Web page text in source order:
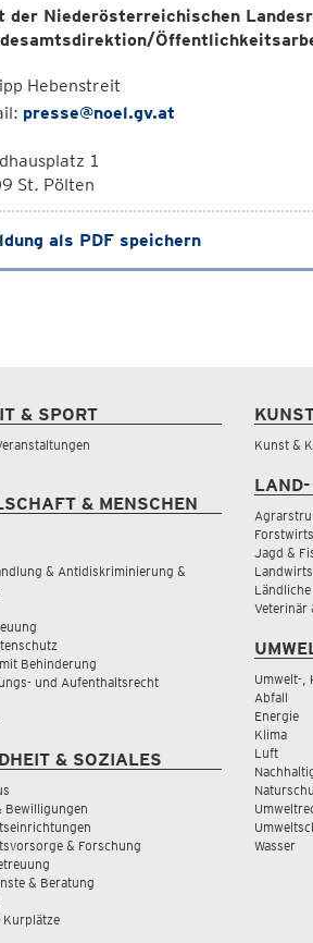
der Niederösterreichischen
Hebenstreit
presse@noel.gv.at
1
St. Pölten
als PDF speichern
& SPORT
& MENSCHEN
& Antidiskriminierung &
Behinderung
und Aufenthaltsrecht
& SOZIALES
Bewilligungen
& Forschung
& Beratung
Kurplätze
Kunst &
Jagd &
Veterinär
Umwelt-,
Abfall
Energie
Klima
Luft
Wasser